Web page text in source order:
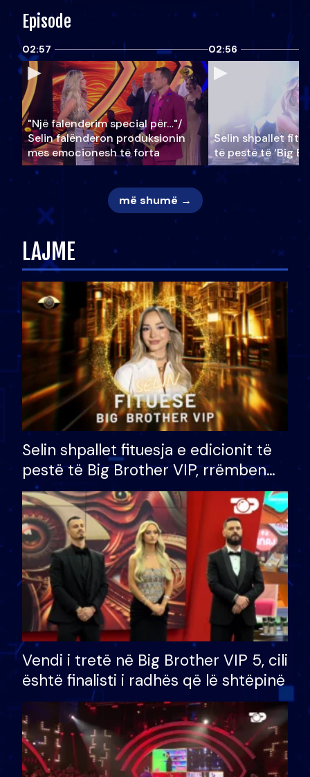
Episode
02:57
"Një falenderim special për…"/
Selin falënderon produksionin
mes emocionesh të forta
02:56
Selin shpallet
të pestë të ‘Big
më shumë →
LAJME
Selin shpallet fituesja e edicionit të
pestë të Big Brother VIP, rrëmben
çmimin e madh prej 100 mijë eurosh
Vendi i tretë në Big Brother VIP 5, cili
është finalisti i radhës që lë shtëpinë